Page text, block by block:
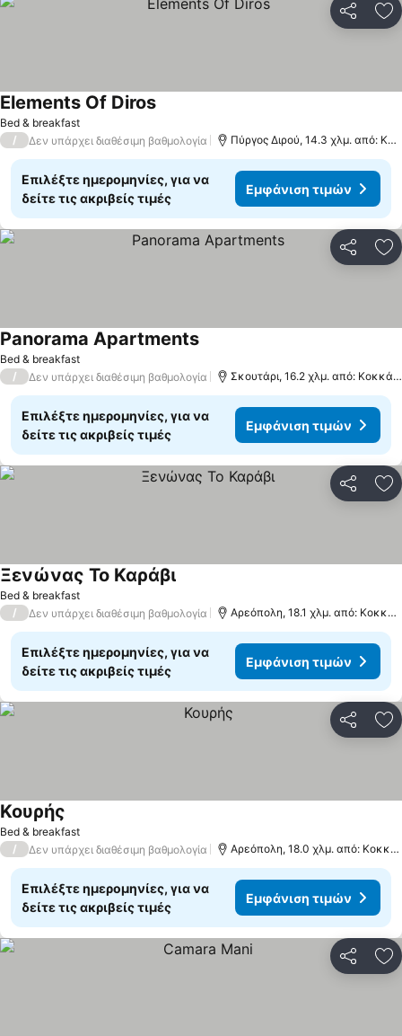
Bed & breakfast
Elements Of DirosΕμφάνιση τιμών
/ Δεν υπάρχει διαθέσιμη βαθμολογία Πύργος Διρού, 14.3 χλμ. από:
Επιλέξτε ημερομηνίες, για να
δείτε τις ακριβείς τιμές
Εμφάνιση τιμών
Bed & breakfast
Panorama ApartmentsΕμφάνιση τιμών
/ Δεν υπάρχει διαθέσιμη βαθμολογία Σκουτάρι, 16.2 χλμ. από:
Επιλέξτε ημερομηνίες, για να
δείτε τις ακριβείς τιμές
Εμφάνιση τιμών
Bed & breakfast
Ξενώνας Το ΚαράβιΕμφάνιση τιμών
/ Δεν υπάρχει διαθέσιμη βαθμολογία Αρεόπολη, 18.1 χλμ. από:
Επιλέξτε ημερομηνίες, για να
δείτε τις ακριβείς τιμές
Εμφάνιση τιμών
Bed & breakfast
Κουρής
/ Δεν υπάρχει διαθέσιμη βαθμολογία Αρεόπολη, 18.0 χλμ. από:
Επιλέξτε ημερομηνίες, για να
δείτε τις ακριβείς τιμές
Εμφάνιση τιμών